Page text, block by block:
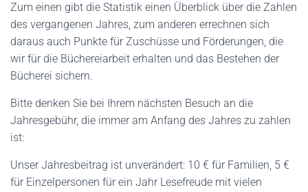
Zum einen gibt die Statistik einen Überblick über die Zahlen
des vergangenen Jahres, zum anderen errechnen sich
daraus auch Punkte für Zuschüsse und Förderungen, die
wir für die Büchereiarbeit erhalten und das Bestehen der
Bücherei sichern.
Bitte denken Sie bei Ihrem nächsten Besuch an die
Jahresgebühr, die immer am Anfang des Jahres zu zahlen
ist:
Unser Jahresbeitrag ist unverändert: 10 € für Familien, 5 €
für Einzelpersonen für ein Jahr Lesefreude mit vielen